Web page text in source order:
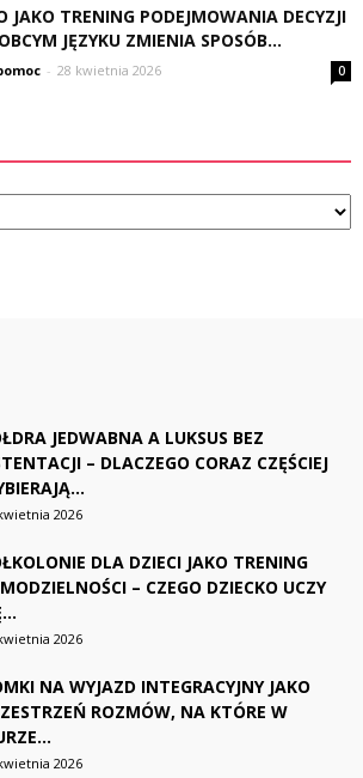
JAKO TRENING PODEJMOWANIA DECYZJI
JĘZYKU ZMIENIA SPOSÓB...
- 28 kwietnia 2026 0
JEDWABNA A LUKSUS BEZ
– DLACZEGO CORAZ CZĘŚCIEJ
2026
DLA DZIECI JAKO TRENING
– CZEGO DZIECKO UCZY
2026
NA WYJAZD INTEGRACYJNY JAKO
ROZMÓW, NA KTÓRE W
2026